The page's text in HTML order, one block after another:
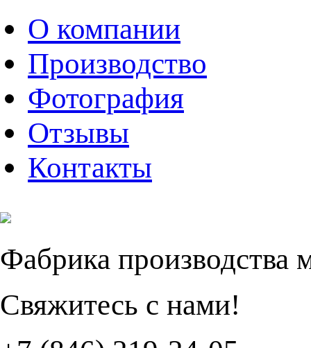
О компании
Производство
Фотография
Отзывы
Контакты
Фабрика производства
Свяжитесь с нами!